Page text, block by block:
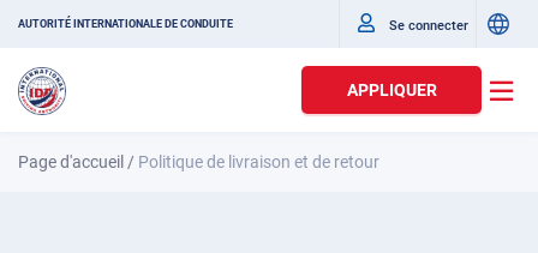
AUTORITÉ INTERNATIONALE DE CONDUITE Se connecter
APPLIQUER
Page d'accueil / Politique de livraison et de retour